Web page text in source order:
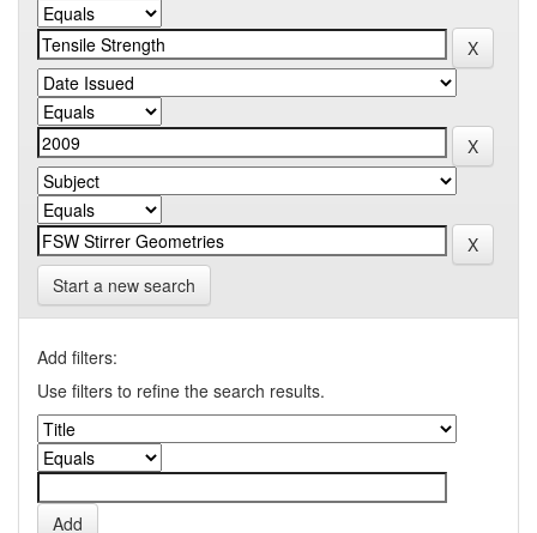
Start a new search
Add filters:
Use filters to refine the search results.